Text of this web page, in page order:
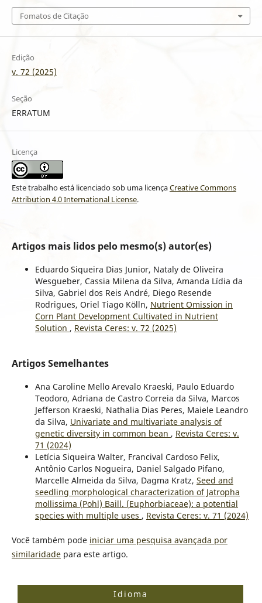
Fomatos de Citação
Edição
v. 72 (2025)
Seção
ERRATUM
Licença
Este trabalho está licenciado sob uma licençaCreative Commons
Attribution 4.0 International License.
Artigos mais lidos pelo mesmo(s) autor(es)
Eduardo Siqueira Dias Junior, Nataly de Oliveira
Wesgueber, Cassia Milena da Silva, Amanda Lídia da
Silva, Gabriel dos Reis André, Diego Resende
Rodrigues, Oriel Tiago Kölln, Nutrient Omission in
Corn Plant Development Cultivated in Nutrient
Solution , Revista Ceres: v. 72 (2025)
Artigos Semelhantes
Ana Caroline Mello Arevalo Kraeski, Paulo Eduardo
Teodoro, Adriana de Castro Correia da Silva, Marcos
Jefferson Kraeski, Nathalia Dias Peres, Maiele Leandro
da Silva, Univariate and multivariate analysis of
genetic diversity in common bean , Revista Ceres: v.
71 (2024)
Letícia Siqueira Walter, Francival Cardoso Felix,
Antônio Carlos Nogueira, Daniel Salgado Pifano,
Marcelle Almeida da Silva, Dagma Kratz, Seed and
seedling morphological characterization of Jatropha
mollissima (Pohl) Baill. (Euphorbiaceae): a potential
species with multiple uses , Revista Ceres: v. 71 (2024)
Você também pode iniciar uma pesquisa avançada por
similaridadepara este artigo.
Idioma